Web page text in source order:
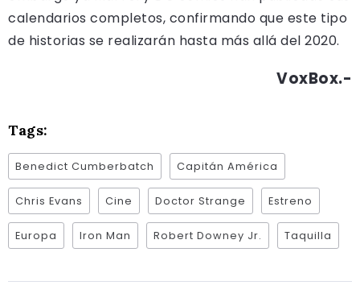
calendarios completos, confirmando que este tipo
de historias se realizarán hasta más allá del 2020.
VoxBox.-
Tags:
Benedict Cumberbatch Capitán América
Chris Evans Cine Doctor Strange Estreno
Europa Iron Man Robert Downey Jr. Taquilla